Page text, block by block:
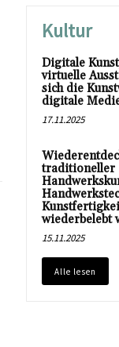
Kultur
Digitale
virtuelle
sich die
digitale
17.11.2025
traditioneller
wiederbelebt
15.11.2025
Alle lesen